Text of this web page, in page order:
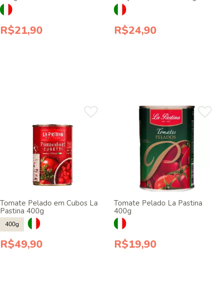
R$21,90
690g
R$24,90
Tomate Pelado em Cubos La
Pastina 400g
400g
R$49,90
Tomate Pelado La Pastina
400g
R$19,90